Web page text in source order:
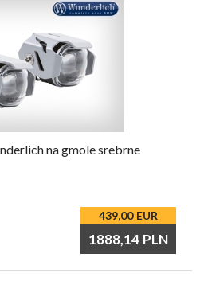
na gmole srebrne
439,00 EUR
1888,14 PLN